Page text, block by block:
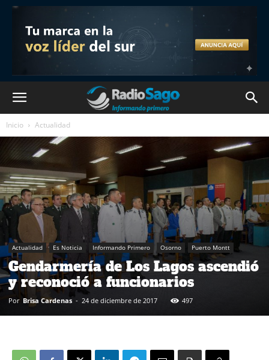
Inicio Actualidad
Actualidad Es Noticia Informando Primero Osorno Puerto Montt
Gendarmería de Los Lagos ascendió
y reconoció a funcionarios
Por Brisa Cardenas - 24 de diciembre de 2017 497